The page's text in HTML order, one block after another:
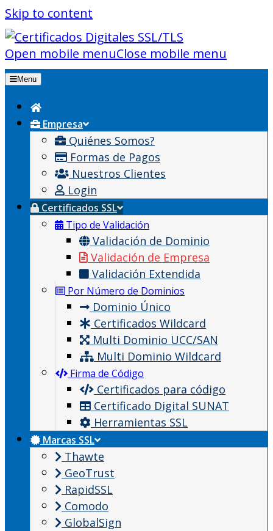
Skip to content
Open mobile menuClose mobile menu
Menu
Empresa
Quiénes Somos?
Formas de Pagos
Nuestros Clientes
Login
Certificados SSL
Tipo de Validación
Validación de Dominio
Validación de Empresa
Validación Extendida
Por Número de Dominios
Dominio Único
Certificados Wildcard
Multi Dominio UCC/SAN
Multi Dominio Wildcard
Firma de Código
Certificados para código
Certificado Digital SUNAT
Herramientas SSL
Marcas SSL
Thawte
GeoTrust
RapidSSL
Comodo
GlobalSign